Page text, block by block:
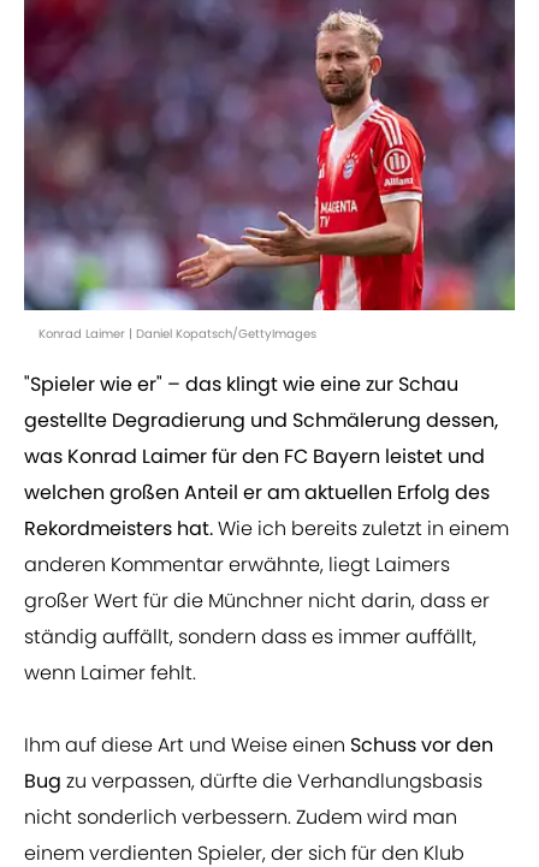
Konrad Laimer | Daniel Kopatsch/GettyImages
"Spieler wie er" – das klingt wie eine zur Schau
gestellte Degradierung und Schmälerung dessen,
was Konrad Laimer für den FC Bayern leistet und
welchen großen Anteil er am aktuellen Erfolg des
Rekordmeisters hat.Wie ich bereits zuletzt in einem
anderen Kommentar erwähnte, liegt Laimers
großer Wert für die Münchner nicht darin, dass er
ständig auffällt, sondern dass es immer auffällt,
wenn Laimer fehlt.
Ihm auf diese Art und Weise einen Schuss vor den
Bug zu verpassen, dürfte die Verhandlungsbasis
nicht sonderlich verbessern. Zudem wird man
einem verdienten Spieler, der sich für den Klub